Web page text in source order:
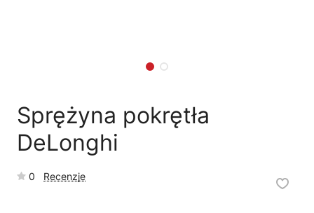
Sprężyna pokrętła
DeLonghi
0 Recenzje